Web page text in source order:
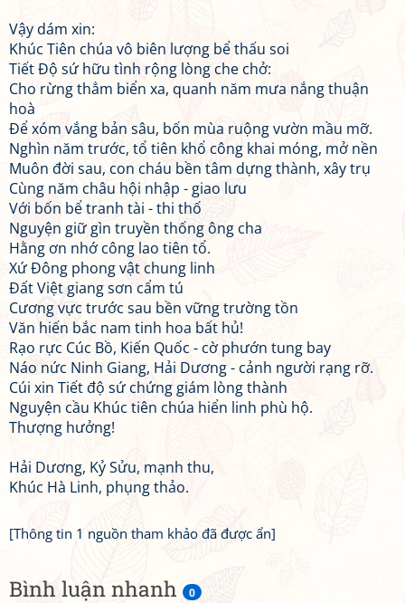
Bình luận nhanh 0
Vậy dám xin:
Khúc Tiên chúa vô biên lượng bể thấu soi
Tiết Độ sứ hữu tình rộng lòng che chở:
Cho rừng thẳm biển xa, quanh năm mưa nắng thuận
hoà
Để xóm vắng bản sâu, bốn mùa ruộng vườn mầu mỡ.
Nghìn năm trước, tổ tiên khổ công khai móng, mở nền
Muôn đời sau, con cháu bền tâm dựng thành, xây trụ
Cùng năm châu hội nhập - giao lưu
Với bốn bể tranh tài - thi thố
Nguyện giữ gìn truyền thống ông cha
Hằng ơn nhớ công lao tiên tổ.
Xứ Đông phong vật chung linh
Đất Việt giang sơn cẩm tú
Cương vực trước sau bền vững trường tồn
Văn hiến bắc nam tinh hoa bất hủ!
Rạo rực Cúc Bồ, Kiến Quốc - cờ phướn tung bay
Náo nức Ninh Giang, Hải Dương - cảnh người rạng rỡ.
Cúi xin Tiết độ sứ chứng giám lòng thành
Nguyện cầu Khúc tiên chúa hiển linh phù hộ.
Thượng hưởng!
Hải Dương, Kỷ Sửu, mạnh thu,
Khúc Hà Linh, phụng thảo.
[Thông tin 1 nguồn tham khảo đã được ẩn]